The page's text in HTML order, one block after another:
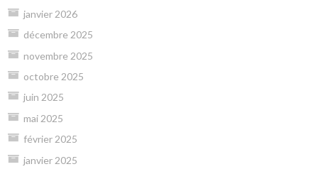
janvier 2026
décembre 2025
novembre 2025
octobre 2025
juin 2025
mai 2025
février 2025
janvier 2025